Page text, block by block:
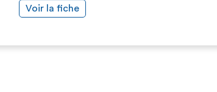
Voir la fiche